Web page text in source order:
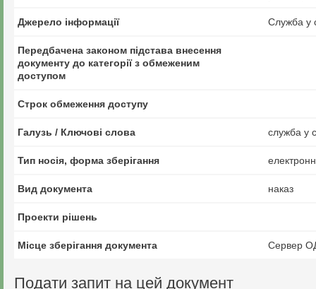
Джерело інформації Служба у
Передбачена законом підстава внесення
документу до категорії з обмеженим
доступом
Строк обмеження доступу
Галузь / Ключові слова служба у
Тип носія, форма зберігання
Вид документа наказ
Проекти рішень
Місце зберігання документа Сервер
Подати запит на цей документ